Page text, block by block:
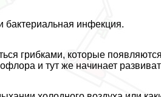
бактериальная инфекция.
грибками, которые
и тут же начинает